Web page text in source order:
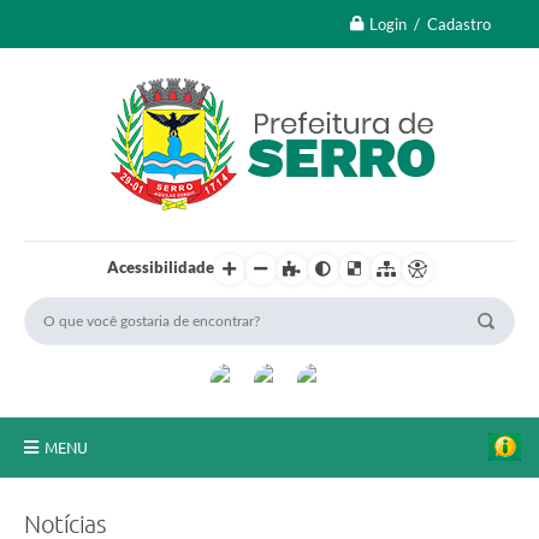
Login / Cadastro
Acessibilidade
MENU
Notícias